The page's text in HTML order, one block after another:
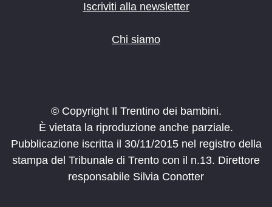
Iscriviti alla newsletter
Chi siamo
© Copyright Il Trentino dei bambini.
È vietata la riproduzione anche parziale.
Pubblicazione iscritta il 30/11/2015 nel registro della
stampa del Tribunale di Trento con il n.13. Direttore
responsabile Silvia Conotter